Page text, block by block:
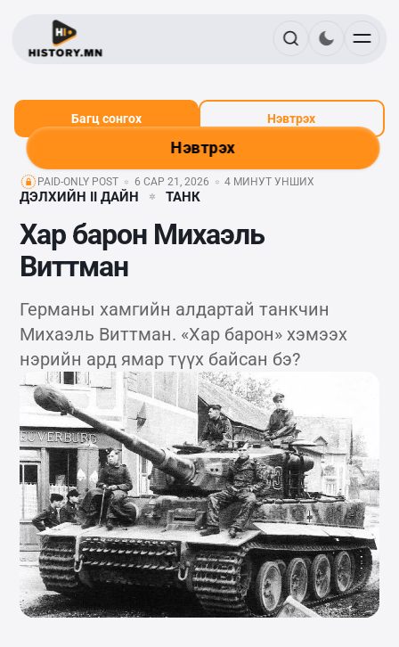
Нэвтрэх
Багц сонгох Нэвтрэх
PAID-ONLY POST 6 САР 21, 2026 4 МИНУТ УНШИХ
ДЭЛХИЙН II ДАЙН ТАНК
Хар барон Михаэль
Виттман
Германы хамгийн алдартай танкчин
Михаэль Виттман. «Хар барон» хэмээх
нэрийн ард ямар түүх байсан бэ?